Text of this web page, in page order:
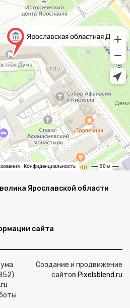
Ярославской области
сайта
Создание и продвижение
сайтов Pixelsblend.ru